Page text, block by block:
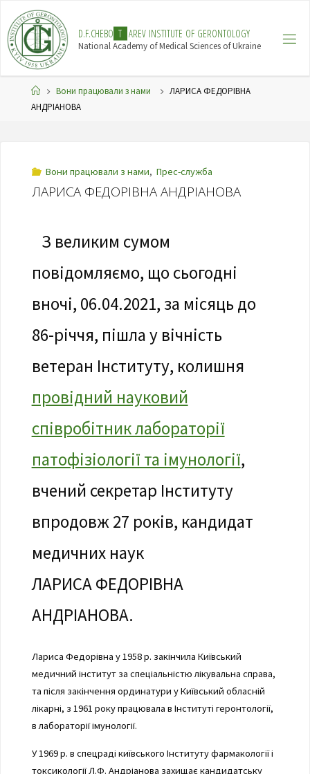
content
D.F.CHEBO T AREV INSTITUTE OF GERONTOL OGY
National Academy of Medical Sciences of Ukraine
HomeВони працювали з нами
ЛАРИСА ФЕДОРІВНА
АНДРІАНОВА
Вони працювали з нами, Прес-служба
ЛАРИСА ФЕДОРІВНА АНДРІАНОВА
З великим сумом
повідомляємо, що сьогодні
вночі, 06.04.2021, за місяць до
86-річчя, пішла у вічність
ветеран Інституту, колишня
провідний науковий
співробітник лабораторії
патофізіології та імунології,
вчений секретар Інституту
впродовж 27 років, кандидат
медичних наук
ЛАРИСА ФЕДОРІВНА
АНДРІАНОВА.
Лариса Федорівна у 1958 р. закінчила Київський
медичний інститут за спеціальністю лікувальна справа,
та після закінчення ординатури у Київський обласній
лікарні, з 1961 року працювала в Інституті геронтології,
в лабораторії імунології.
У 1969 р. в спецраді київського Інституту фармакології і
токсикології Л.Ф. Андріанова захищає кандидатську